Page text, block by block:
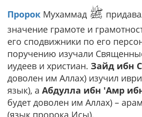
Пророк Мухаммад ﷺ
значение грамоте и
его сподвижники по его
поручению изучали
иудеев и христиан. Зайд ибн
доволен им Аллах) изучил
язык), а Абдулла ибн 'Амр
будет доволен им Аллах) –
(язык пророка Исы).